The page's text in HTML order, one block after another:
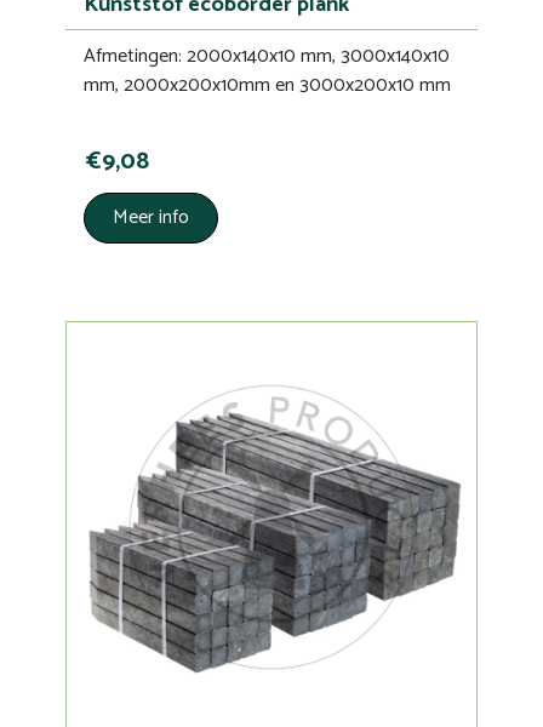
Afmetingen: 2000x140x10 mm, 3000x140x10
mm, 2000x200x10mm en 3000x200x10 mm
€9,08
Meer info